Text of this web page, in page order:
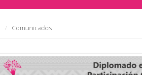
Comunicados